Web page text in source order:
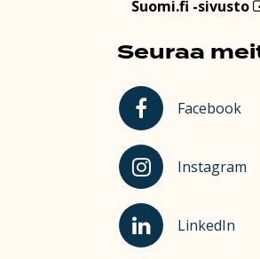
Suomi.fi -sivusto
Seuraa
Kauhajoki
Facebook
Kauhajoki
Instagram
Kauhajoki
LinkedIn